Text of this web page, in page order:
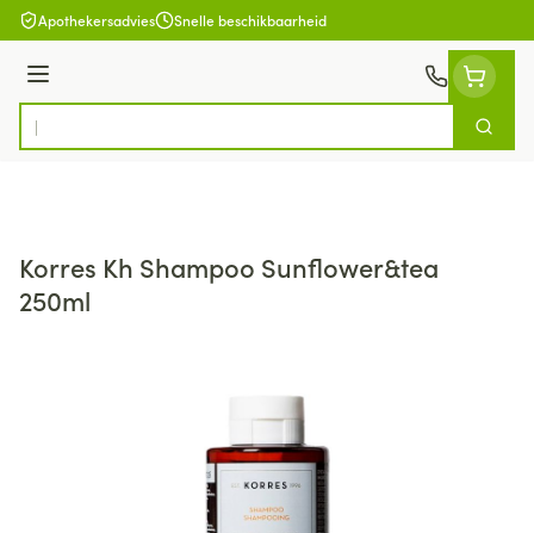
Ga naar de inhoud
Apothekersadvies Snelle beschikbaarheid
Menu
Product, merk, categorie...
Zoek
Korres Kh Shampoo Sunflower&tea
250ml